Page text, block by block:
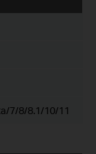
7/8/8.1/10/11